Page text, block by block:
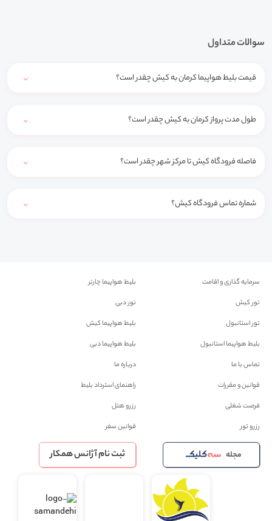
سوالات متداول
قیمت بلیط هواپیما کرمان به کیش چقدر است؟
طول مدت پرواز کرمان به کیش چقدر است؟
فاصله فرودگاه کیش تا مرکز شهر چقدر است؟
شماره تماس فرودگاه کیش؟
سرمایه گذاری و اقامت
بلیط هواپیما چارتر
تور کیش
تور دبی
تور استانبول
بلیط هواپیما کیش
بلیط هواپیما استانبول
بلیط هواپیما دبی
تماس با ما
درباره ما
قوانین و مقررات
راهنمای استرداد بلیط
فرصت شغلی
رزرو هتل
رزرو تور
قوانین سفر
مجله ثبت نام آژانس همکار